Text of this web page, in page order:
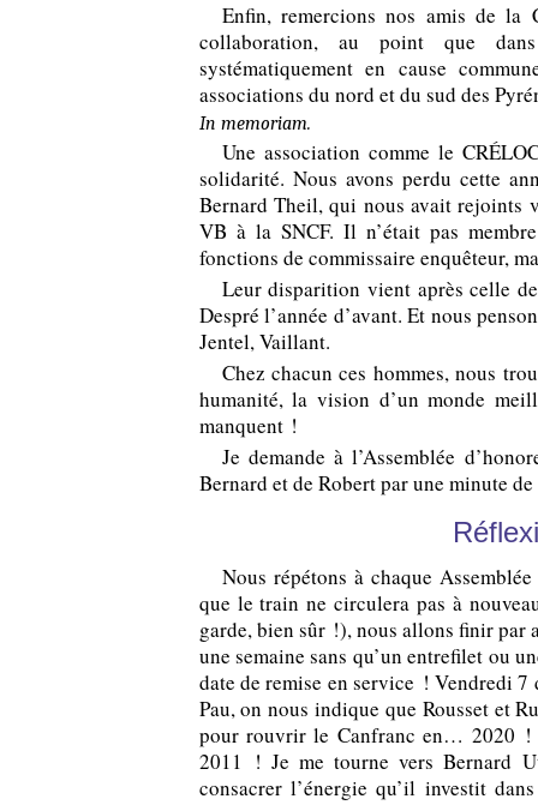
Enfin, remercions nos amis de la
collaboration, au point que
systématiquement en cause
associations du nord et du sud des
In memoriam.
Une association comme le
solidarité. Nous avons perdu cette
Bernard Theil, qui nous avait rejoints
VB à la SNCF. Il n’était pas
fonctions de commissaire enquêteur,
Leur disparition vient après celle
Despré l’année d’avant. Et nous
Jentel, Vaillant.
Chez chacun ces hommes, nous
humanité, la vision d’un monde
manquent !
Je demande à l’Assemblée
Bernard et de Robert par une minute
Nous répétons à chaque Assemblée
que le train ne circulera pas à
garde, bien sûr !), nous allons finir par
une semaine sans qu’un entrefilet ou
date de remise en service ! Vendredi
Pau, on nous indique que Rousset et
pour rouvrir le Canfranc en… 2020 !
2011 ! Je me tourne vers Bernard
consacrer l’énergie qu’il investit